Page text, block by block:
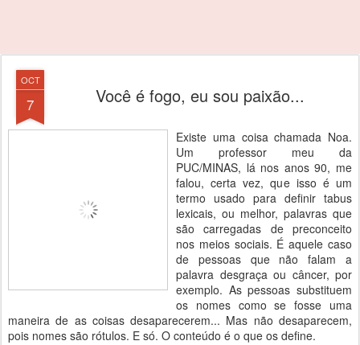
OCT
7 Você é fogo, eu sou paixão...
Existe uma coisa chamada Noa.
Um professor meu da
PUC/MINAS, lá nos anos 90, me
falou, certa vez, que isso é um
termo usado para definir tabus
lexicais, ou melhor, palavras que
são carregadas de preconceito
nos meios sociais. É aquele caso
de pessoas que não falam a
palavra desgraça ou câncer, por
exemplo. As pessoas substituem
os nomes como se fosse uma
maneira de as coisas desaparecerem... Mas não desaparecem,
pois nomes são rótulos. E só. O conteúdo é o que os define.